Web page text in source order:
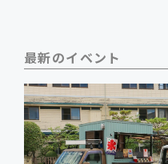
最新のイベント